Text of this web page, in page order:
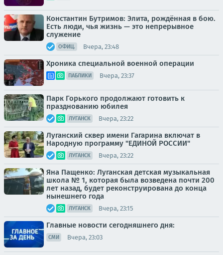
Константин Бутримов: Элита, рождённая в бою.
Есть люди, чья жизнь — это непрерывное
служение
ОФИЦ. Вчера, 23:48
Хроника специальной военной операции
ПАБЛИКИ Вчера, 23:37
Парк Горького продолжают готовить к
празднованию юбилея
ЛУГАНСК Вчера, 23:22
Луганский сквер имени Гагарина включат в
Народную программу "ЕДИНОЙ РОССИИ"
ЛУГАНСК Вчера, 23:22
Яна Пащенко: Луганская детская музыкальная
школа № 1, которая была возведена почти 200
лет назад, будет реконструирована до конца
нынешнего года
ЛУГАНСК Вчера, 23:15
Главные новости сегодняшнего дня:
СМИ Вчера, 23:03